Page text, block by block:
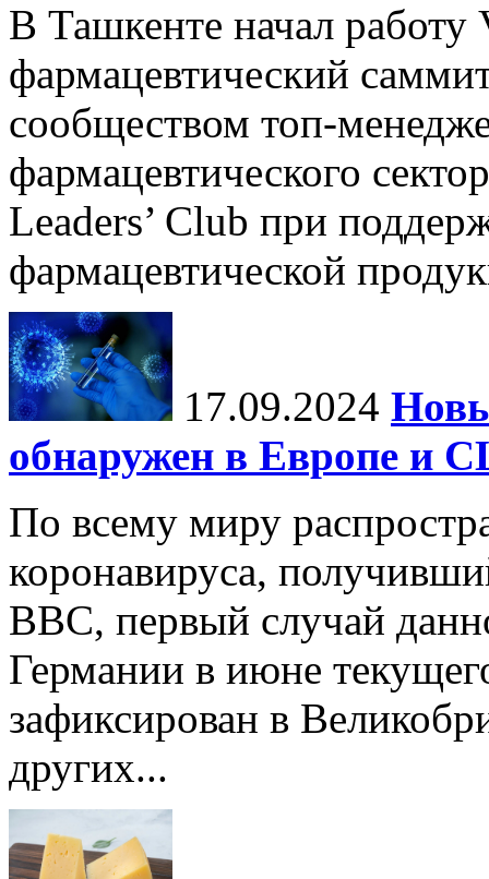
В Ташкенте начал работу
фармацевтический
сообществом топ-
фармацевтического
Leaders’ Club при
фармацевтической
17.09.2024
обнаружен в Европе и
По всему миру
коронавируса,
BBC, первый случай
Германии в июне
зафиксирован в
других...